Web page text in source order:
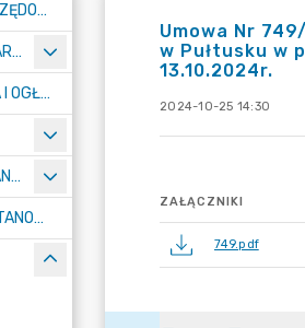
DANE KONTAKTOWE, GODZINY URZĘDOWANIA I NUMER KONTA BANKOWEGO
ZAMÓWIENIA PUBLICZNE, PRZETARGI, KONKURSY
ZAWIADOMIENIA, OBWIESZCZENIA I OGŁOSZENIA
PLANOWANIE I ZAGOSPODAROWANIE PRZESTRZENNE
PRACA - KONKURSY NA WOLNE STANOWISKA
Umowa Nr
w Pułtusku w
13.10.2024r.
2024-10-25 14:30
ZAŁĄCZNIKI
749.pdf